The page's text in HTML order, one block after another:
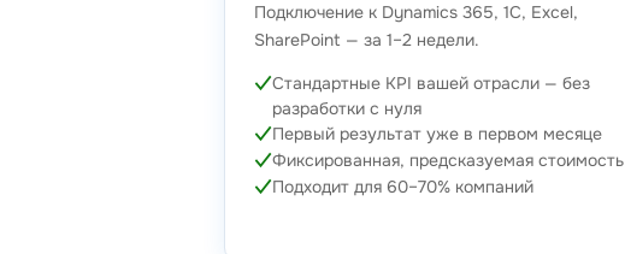
Подключение к Dynamics 365, 1С, Excel,
SharePoint — за 1–2 недели.
Стандартные KPI вашей отрасли — без
разработки с нуля
Первый результат уже в первом месяце
Фиксированная, предсказуемая стоимость
Подходит для 60–70% компаний